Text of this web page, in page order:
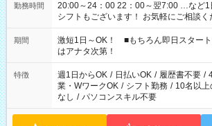
勤務時間
20:00～24：00 22：00～翌7:00 …など1日4時
シフトもございます！ お気軽にご相談く
期間
激短1日～OK！ ■もちろん即日スター
はアナタ次第！
特徴 週1日からOK / 日払いOK / 履歴書不要 /
業・WワークOK / シフト勤務 / 10名以
なし / パソコンスキル不要